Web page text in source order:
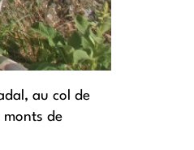
au col de
monts de